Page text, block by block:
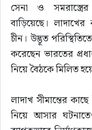
সেনা ও
বাড়িয়েছে।
চীন। উদ্ভূত
করেছেন ভারতের
নিয়ে বৈঠকে মিলিত
লাদাখ সীমান্তের
নিয়ে আসার